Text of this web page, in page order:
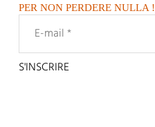
PER NON PERDERE NULLA !